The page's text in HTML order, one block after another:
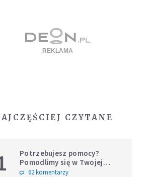
CZYTANE
Potrzebujesz pomocy?
Pomodlimy się w Twojej
intencji
62 komentarzy